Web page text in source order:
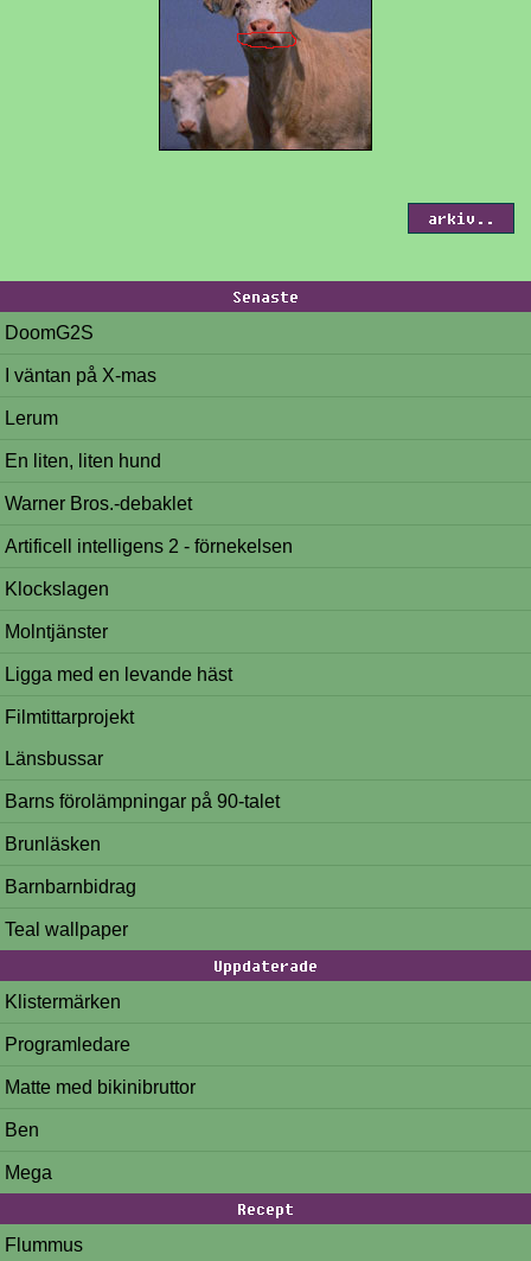
Senaste
DoomG2S
I väntan på X-mas
Lerum
En liten, liten hund
Warner Bros.-debaklet
Artificell intelligens 2 - förnekelsen
Klockslagen
Molntjänster
Ligga med en levande häst
Filmtittarprojekt
Länsbussar
Barns förolämpningar på 90-talet
Brunläsken
Barnbarnbidrag
Teal wallpaper
arkiv..
Uppdaterade
Klistermärken
Programledare
Matte med bikinibruttor
Ben
Mega
Recept
Flummus